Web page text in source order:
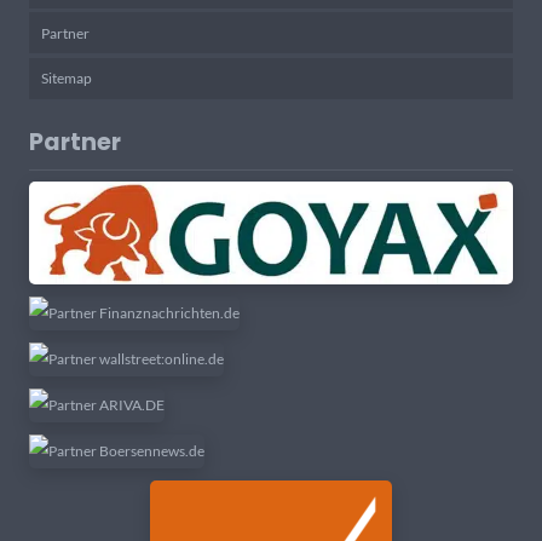
Partner
Sitemap
Partner